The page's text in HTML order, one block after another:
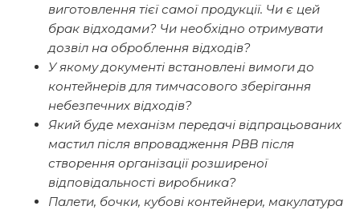
виготовлення тієї самої продукції. Чи є цей
брак відходами? Чи необхідно отримувати
дозвіл на оброблення відходів?
У якому документі встановлені вимоги до
контейнерів для тимчасового зберігання
небезпечних відходів?
Який буде механізм передачі відпрацьованих
мастил після впровадження РВВ після
створення організації розширеної
відповідальності виробника?
Палети, бочки, кубові контейнери, макулатура